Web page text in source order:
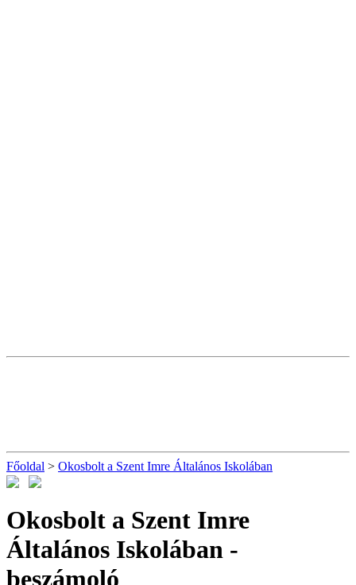
Főoldal > Okosbolt a Szent Imre Általános Iskolában
Okosbolt a Szent Imre
Általános Iskolában -
beszámoló